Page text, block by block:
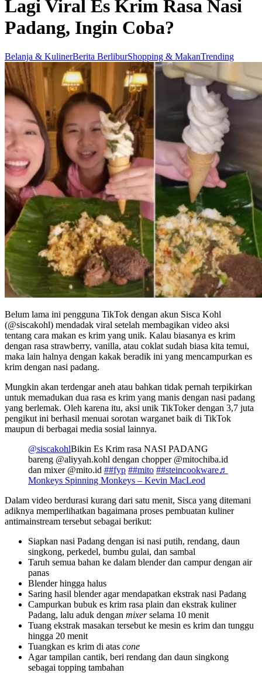
Lagi Viral Es Krim Rasa Nasi
Padang, Ingin Coba?
Belanja & KulinerBerita BerliburShopping & MakanTrending
Belum lama ini pengguna TikTok dengan akun Sisca Kohl
(@siscakohl) mendadak viral setelah membagikan video aksi
tentang cara makan es krim yang unik. Kalau biasanya es krim
dengan rasa strawberry, vanilla, atau coklat sudah biasa kita temui,
maka lain halnya dengan kakak beradik ini yang mencampurkan es
krim dengan nasi padang.
Mungkin akan terdengar aneh atau bahkan tidak pernah terpikirkan
untuk memadukan dua rasa es krim yang manis dengan nasi padang
yang berlemak. Oleh karena itu, aksi unik TikToker dengan 3,7 juta
pengikut ini berhasil menuai sorotan warganet baik di TikTok
maupun di berbagai media sosial lainnya.
@siscakohlBikin Es Krim rasa NASI PADANG
bareng @aliyyah.kohl dengan chopper @mitochiba.id
dan mixer @mito.id ##fyp ##mito ##steincookware♬
Monkeys Spinning Monkeys – Kevin MacLeod
Dalam video berdurasi kurang dari satu menit, Sisca yang ditemani
adiknya memperlihatkan bagaimana proses pembuatan kuliner
antimainstream tersebut sebagai berikut:
Siapkan nasi Padang dengan isi nasi putih, rendang, daun
singkong, perkedel, bumbu gulai, dan sambal
Taruh semua bahan ke dalam blender dan campur dengan air
panas
Blender hingga halus
Saring hasil blender agar mendapatkan ekstrak nasi Padang
Campurkan bubuk es krim rasa plain dan ekstrak kuliner
Padang, lalu aduk dengan mixerselama 10 menit
Tuang ekstrak masakan tersebut ke mesin es krim dan tunggu
hingga 20 menit
Tuangkan es krim di atas cone
Agar tampilan cantik, beri rendang dan daun singkong
sebagai topping tambahan